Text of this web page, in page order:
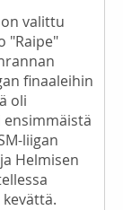
valittu
"Raipe"
finaaleihin
oli
ensimmäistä
liigan
Helmisen